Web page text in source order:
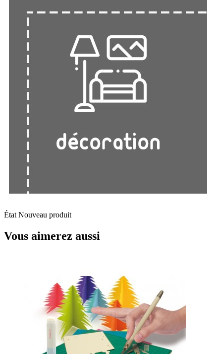
État Nouveau produit
Vous aimerez aussi